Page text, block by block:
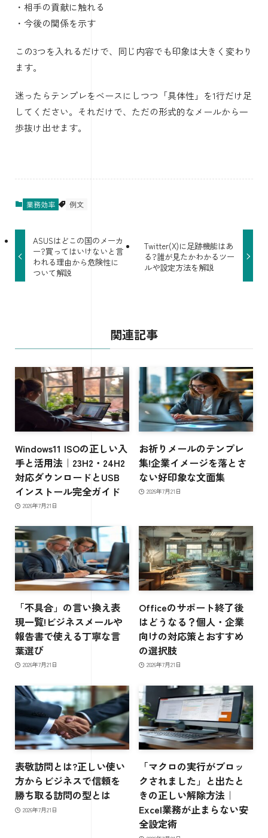
・相手の貢献に触れる
・今後の関係を示す
この3つを入れるだけで、同じ内容でも印象は大きく変わり
ます。
迷ったらテンプレをベースにしつつ「具体性」を1行だけ足
してください。それだけで、ただの形式的なメールから一
歩抜け出せます。
業務効率 例文
ASUSはどこの国のメーカ
ー?買ってはいけないと言
われる理由から危険性に
ついて解説
Twitter(X)に足跡機能はあ
る?誰が見たかわかるツー
ルや設定方法を解説
関連記事
Windows11 ISOの正しい入
手と活用法｜23H2・24H2
対応ダウンロードとUSB
インストール完全ガイド
2026年7月21日
お祈りメールのテンプレ
集!企業イメージを落とさ
ない好印象な文面集
2026年7月21日
「不具合」の言い換え表
現一覧!ビジネスメールや
報告書で使える丁寧な言
葉選び
2026年7月21日
Officeのサポート終了後
はどうなる？個人・企業
向けの対応策とおすすめ
の選択肢
2026年7月21日
表敬訪問とは?正しい使い
方からビジネスで信頼を
勝ち取る訪問の型とは
2026年7月21日
「マクロの実行がブロッ
クされました」と出たと
きの正しい解除方法｜
Excel業務が止まらない安
全設定術